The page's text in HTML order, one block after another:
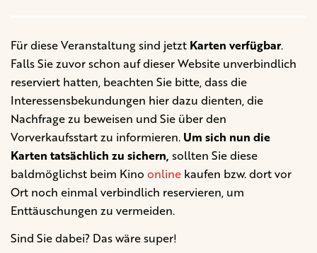
Für diese Veranstaltung sind jetzt Karten verfügbar.
Falls Sie zuvor schon auf dieser Website unverbindlich
reserviert hatten, beachten Sie bitte, dass die
Interessensbekundungen hier dazu dienten, die
Nachfrage zu beweisen und Sie über den
Vorverkaufsstart zu informieren. Um sich nun die
Karten tatsächlich zu sichern, sollten Sie diese
baldmöglichst beim Kino online kaufen bzw. dort vor
Ort noch einmal verbindlich reservieren, um
Enttäuschungen zu vermeiden.
Sind Sie dabei? Das wäre super!